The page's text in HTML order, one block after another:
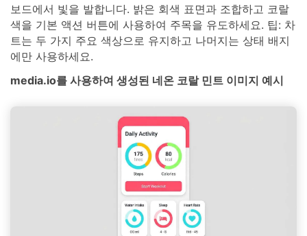
보드에서 빛을 발합니다. 밝은 회색 표면과 조합하고 코랄
색을 기본 액션 버튼에 사용하여 주목을 유도하세요. 팁: 차
트는 두 가지 주요 색상으로 유지하고 나머지는 상태 배지
에만 사용하세요.
media.io를 사용하여 생성된 네온 코랄 민트 이미지 예시